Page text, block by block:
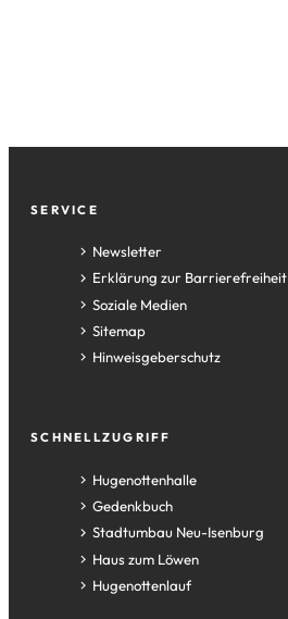
Fußzeile
SERVICE
Newsletter
Erklärung zur Barrierefreiheit
Soziale Medien
Sitemap
Hinweisgeberschutz
SCHNELLZUGRIFF
Hugenottenhalle
(Öffnet
in
einem
neuen
Tab)
Gedenkbuch
(Öffnet
in
einem
neuen
Stadtumbau Neu-Isenburg
(Öffnet
in
einem
Haus zum Löwen
(Öffnet
in Hugenottenlauf
(Öffnet